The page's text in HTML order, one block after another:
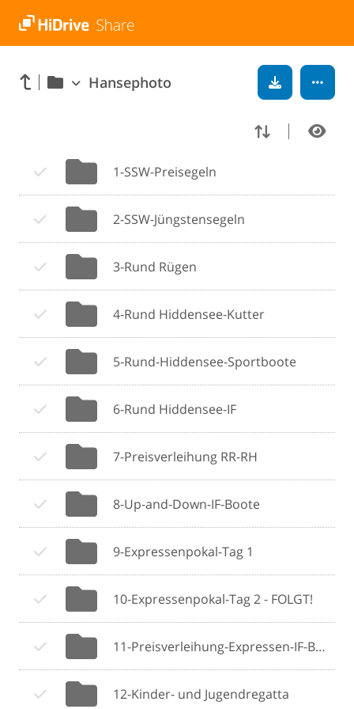
Hansephoto
1-SSW-Preisegeln
2-SSW-Jüngstensegeln
3-Rund Rügen
4-Rund Hiddensee-Kutter
5-Rund-Hiddensee-Sportboote
6-Rund Hiddensee-IF
7-Preisverleihung RR-RH
8-Up-and-Down-IF-Boote
9-Expressenpokal-Tag 1
10-Expressenpokal-Tag 2 - FOLGT!
11-Preisverleihung-Expressen-IF-Boote
12-Kinder- und Jugendregatta